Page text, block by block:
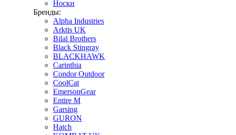
Носки
Бренды:
Alpha Industries
Arktis UK
Bilal Brothers
Black Stingray
BLACKHAWK
Carinthia
Condor Outdoor
CoolCat
EmersonGear
Entire M
Garsing
GURON
Hatch